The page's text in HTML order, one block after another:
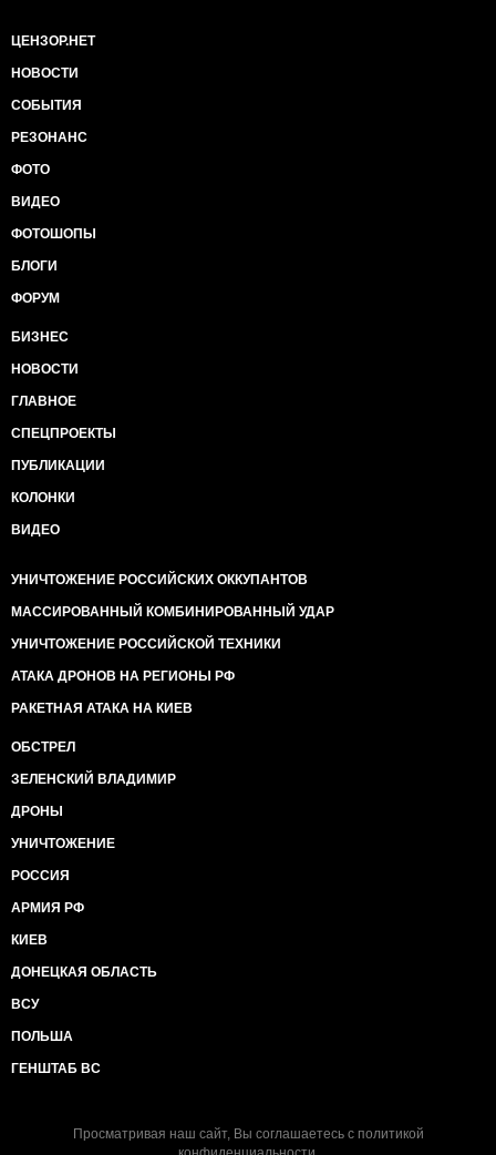
ЦЕНЗОР.НЕТ
НОВОСТИ
СОБЫТИЯ
РЕЗОНАНС
ФОТО
ВИДЕО
ФОТОШОПЫ
БЛОГИ
ФОРУМ
БИЗНЕС
НОВОСТИ
ГЛАВНОЕ
СПЕЦПРОЕКТЫ
ПУБЛИКАЦИИ
КОЛОНКИ
ВИДЕО
УНИЧТОЖЕНИЕ РОССИЙСКИХ ОККУПАНТОВ
МАССИРОВАННЫЙ КОМБИНИРОВАННЫЙ УДАР
УНИЧТОЖЕНИЕ РОССИЙСКОЙ ТЕХНИКИ
АТАКА ДРОНОВ НА РЕГИОНЫ РФ
РАКЕТНАЯ АТАКА НА КИЕВ
ОБСТРЕЛ
ЗЕЛЕНСКИЙ ВЛАДИМИР
ДРОНЫ
УНИЧТОЖЕНИЕ
РОССИЯ
АРМИЯ РФ
КИЕВ
ДОНЕЦКАЯ ОБЛАСТЬ
ВСУ
ПОЛЬША
ГЕНШТАБ ВС
Просматривая наш сайт, Вы соглашаетесь с политикой